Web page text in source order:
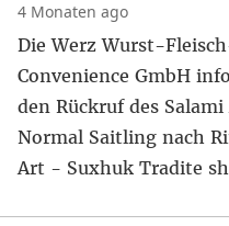
4 Monaten ago
Die Werz Wurst-
Convenience GmbH
den Rückruf des
Normal Saitling nach
Art - Suxhuk Tradite